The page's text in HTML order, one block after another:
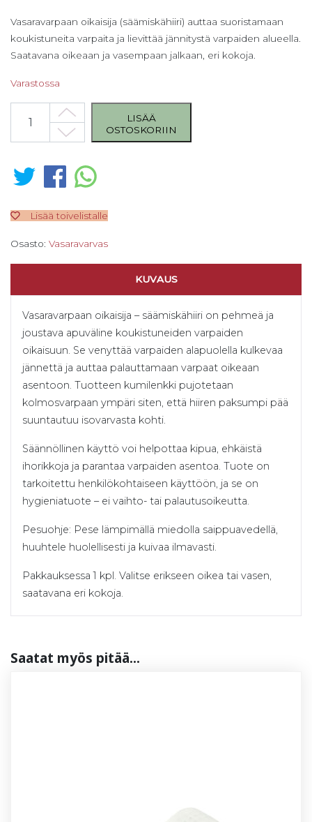
Vasaravarpaan oikaisija (säämiskähiiri) auttaa suoristamaan
koukistuneita varpaita ja lievittää jännitystä varpaiden alueella.
Saatavana oikeaan ja vasempaan jalkaan, eri kokoja.
Varastossa
Vasaravarpaan oikaisija, iso oikea määrä
LISÄÄ
OSTOSKORIIN
Lisää toivelistalle
Osasto: Vasaravarvas
KUVAUS
Vasaravarpaan oikaisija – säämiskähiiri on pehmeä ja
joustava apuväline koukistuneiden varpaiden
oikaisuun. Se venyttää varpaiden alapuolella kulkevaa
jännettä ja auttaa palauttamaan varpaat oikeaan
asentoon. Tuotteen kumilenkki pujotetaan
kolmosvarpaan ympäri siten, että hiiren paksumpi pää
suuntautuu isovarvasta kohti.
Säännöllinen käyttö voi helpottaa kipua, ehkäistä
ihorikkoja ja parantaa varpaiden asentoa. Tuote on
tarkoitettu henkilökohtaiseen käyttöön, ja se on
hygieniatuote – ei vaihto- tai palautusoikeutta.
Pesuohje: Pese lämpimällä miedolla saippuavedellä,
huuhtele huolellisesti ja kuivaa ilmavasti.
Pakkauksessa 1 kpl. Valitse erikseen oikea tai vasen,
saatavana eri kokoja.
Saa­tat myös pi­tää...